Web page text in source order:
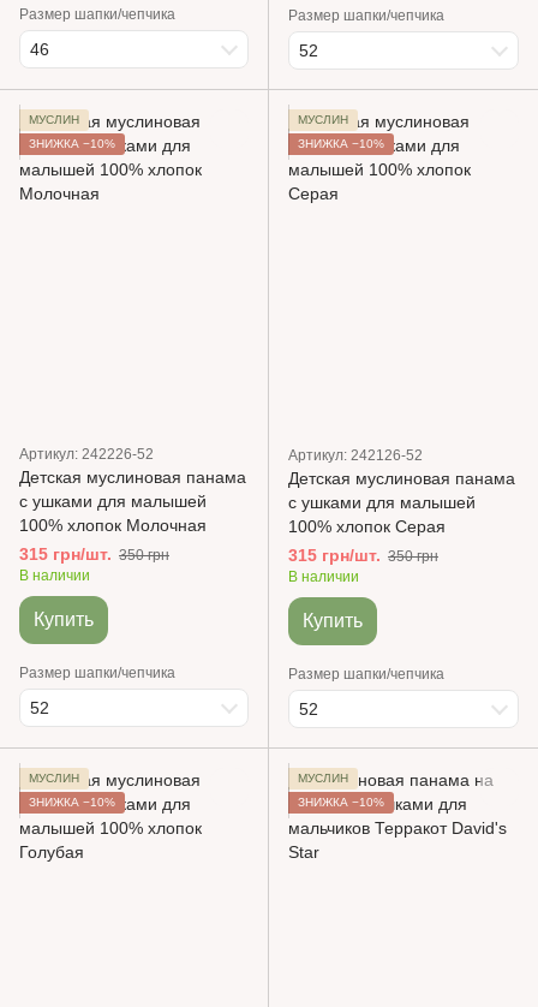
Размер шапки/чепчика
46
Размер шапки/чепчика
52
МУСЛИН
ЗНИЖКА −10%
Артикул: 242226-52
Детская муслиновая панама
с ушками для малышей
100% хлопок Молочная
315 грн/шт. 350 грн
В наличии
Купить
Размер шапки/чепчика
52
МУСЛИН
ЗНИЖКА −10%
Артикул: 242126-52
Детская муслиновая панама
с ушками для малышей
100% хлопок Серая
315 грн/шт. 350 грн
В наличии
Купить
Размер шапки/чепчика
52
МУСЛИН
ЗНИЖКА −10%
МУСЛИН
ЗНИЖКА −10%